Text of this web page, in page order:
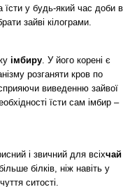
їсти у будь-який час доби в
зайві кілограми.
імбиру. У його корені є
розганяти кров по
виведенню зайвої
їсти сам імбир –
і звичний для всіхчай
білків, ніж навіть у
ситості.